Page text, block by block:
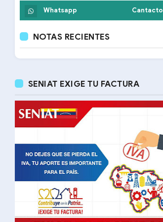
Whatsapp Cantacto
NOTAS RECIENTES
SENIAT EXIGE TU FACTURA